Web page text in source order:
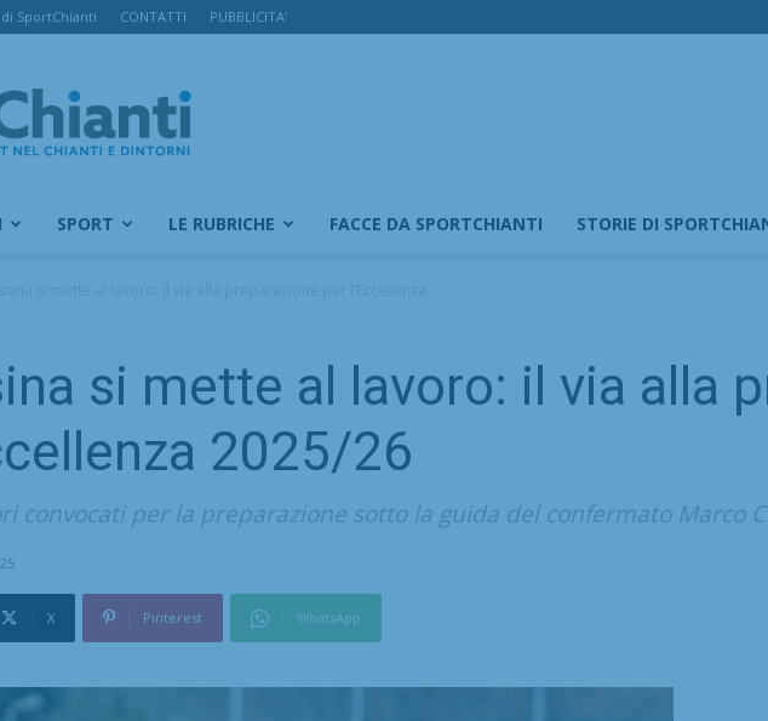
SportChianti CONTATTI PUBBLICITA’
SportChianti
SPORT LE RUBRICHE FACCE DA SPORTCHIANTI STORIE DI
si mette al lavoro: il via alla
2025/26
convocati per la preparazione sotto la guida del confermato Marco
X Pinterest WhatsApp